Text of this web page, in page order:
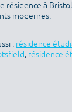
résidence à
modernes.
: résidence
, résidence